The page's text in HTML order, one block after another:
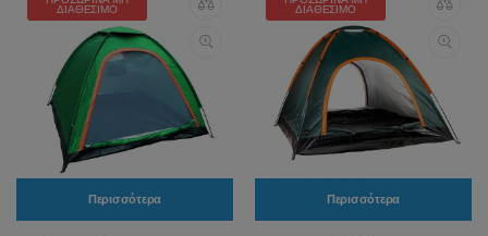
ΔΙΑΘΈΣΙΜΟ
Περισσότερα
ΔΙΑΘΈΣΙΜΟ
Περισσότερα